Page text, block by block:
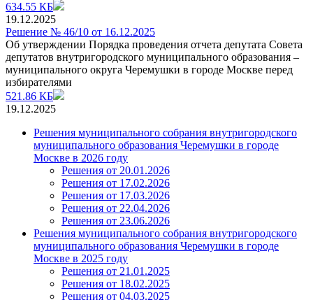
634.55 КБ
19.12.2025
Решение № 46/10 от 16.12.2025
Об утверждении Порядка проведения отчета депутата Совета
депутатов внутригородского муниципального образования –
муниципального округа Черемушки в городе Москве перед
избирателями
521.86 КБ
19.12.2025
Решения муниципального собрания внутригородского
муниципального образования Черемушки в городе
Москве в 2026 году
Решения от 20.01.2026
Решения от 17.02.2026
Решения от 17.03.2026
Решения от 22.04.2026
Решения от 23.06.2026
Решения муниципального собрания внутригородского
муниципального образования Черемушки в городе
Москве в 2025 году
Решения от 21.01.2025
Решения от 18.02.2025
Решения от 04.03.2025